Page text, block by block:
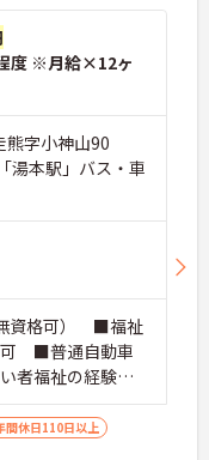
度 ※月給×12ヶ
熊字小神山90
湯本駅」バス・車
資格可） ■福祉
可 ■普通自動車
者福祉の経験は
上の方、障がい
ちの方大歓迎
間休日110日以上